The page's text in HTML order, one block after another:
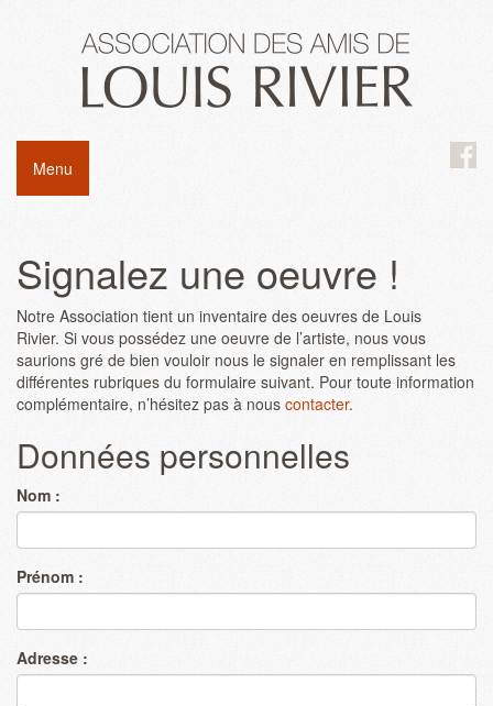
Menu
Signalez une oeuvre !
Notre Association tient un inventaire des oeuvres de Louis
Rivier. Si vous possédez une oeuvre de l’artiste, nous vous
saurions gré de bien vouloir nous le signaler en remplissant les
différentes rubriques du formulaire suivant. Pour toute information
complémentaire, n’hésitez pas à nous contacter.
Données personnelles
Nom :
Prénom :
Adresse :